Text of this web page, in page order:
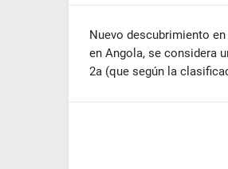
Nuevo descubrimiento
en Angola, se considera
2a (que según la